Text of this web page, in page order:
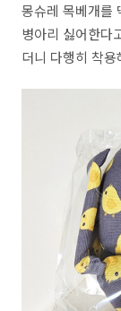
몽슈레 목베개를
병아리 싫어한다
더니 다행히 착